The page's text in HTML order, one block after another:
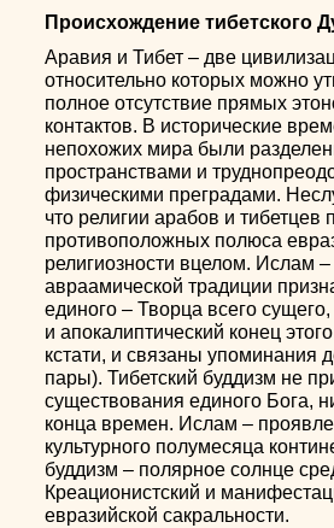
Происхождение тибетского
Аравия и Тибет – две
относительно которых можно
полное отсутствие прямых
контактов. В исторические
непохожих мира были
пространствами и
физическими преградами.
что религии арабов и тибетцев
противоположных полюса
религиозности вцелом. Ислам –
авраамической традиции
единого – Творца всего
и апокалиптический конец
кстати, и связаны упоминания
пары). Тибетский буддизм не
существования единого Бога,
конца времен. Ислам –
культурного полумесяца
буддизм – полярное солнце
Креационистский и
евразийской сакральности.